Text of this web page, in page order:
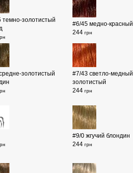
темно-золотистый
#6/45 медно-красный
244 грн
золотистый
#7/43 светло-медный
золотистый
244 грн
#9/0 жгучий блондин
244 грн